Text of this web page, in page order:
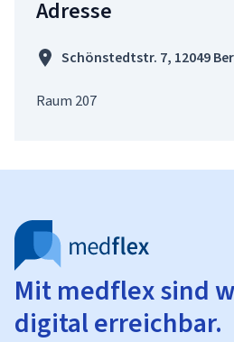
Adresse
Schönstedtstr. 7, 12049
Raum 207
Mit medflex sind
digital erreichbar.